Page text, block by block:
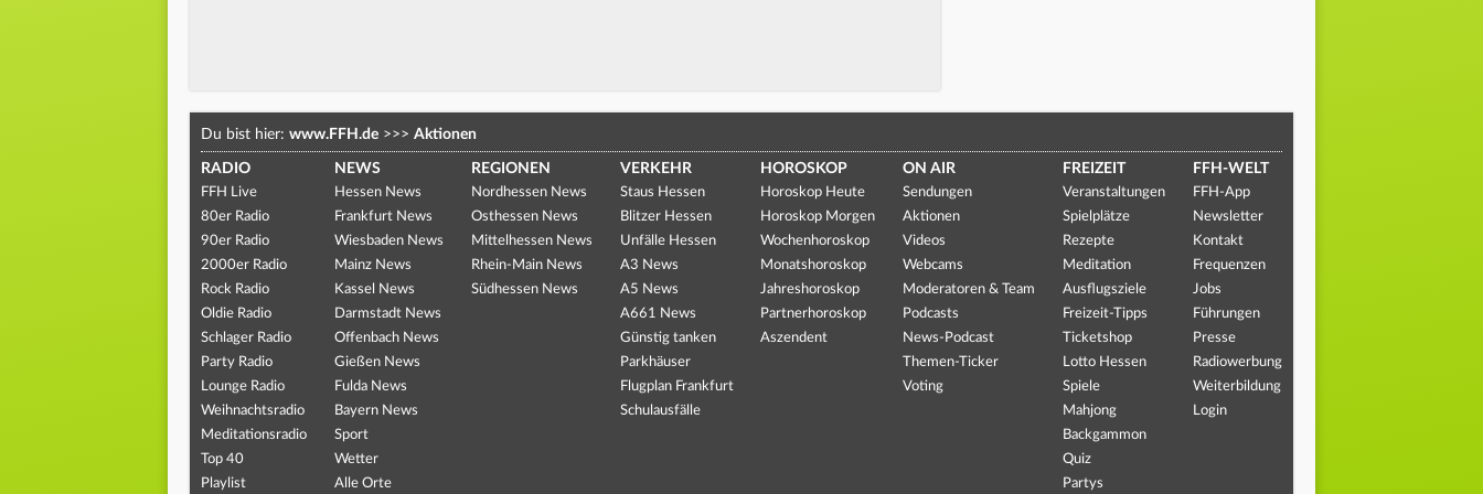
Du bist hier: www.FFH.de >>> Aktionen
RADIO
FFH Live
80er Radio
90er Radio
2000er Radio
Rock Radio
Oldie Radio
Schlager Radio
Party Radio
Lounge Radio
Weihnachtsradio
Meditationsradio
Top 40
Playlist
NEWS
Hessen News
Frankfurt News
Wiesbaden News
Mainz News
Kassel News
Darmstadt News
Offenbach News
Gießen News
Fulda News
Bayern News
Sport
Wetter
Alle Orte
REGIONEN
Nordhessen News
Osthessen News
Mittelhessen News
Rhein-Main News
Südhessen News
VERKEHR
Staus Hessen
Blitzer Hessen
Unfälle Hessen
A3 News
A5 News
A661 News
Günstig tanken
Parkhäuser
Flugplan Frankfurt
Schulausfälle
HOROSKOP
Horoskop Heute
Horoskop Morgen
Wochenhoroskop
Monatshoroskop
Jahreshoroskop
Partnerhoroskop
Aszendent
ON AIR
Sendungen
Aktionen
Videos
Webcams
Moderatoren & Team
Podcasts
News-Podcast
Themen-Ticker
Voting
FREIZEIT
Veranstaltungen
Spielplätze
Rezepte
Meditation
Ausflugsziele
Freizeit-Tipps
Ticketshop
Lotto Hessen
Spiele
Mahjong
Backgammon
Quiz
Partys
FFH-WELT
FFH-App
Newsletter
Kontakt
Frequenzen
Jobs
Führungen
Presse
Radiowerbung
Weiterbildung
Login